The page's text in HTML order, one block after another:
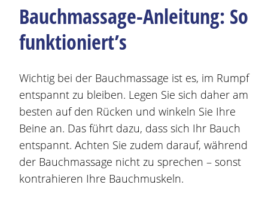
Bauchmassage-Anleitung: So
funktioniert’s
Wichtig bei der Bauchmassage ist es, im Rumpf
entspannt zu bleiben. Legen Sie sich daher am
besten auf den Rücken und winkeln Sie Ihre
Beine an. Das führt dazu, dass sich Ihr Bauch
entspannt. Achten Sie zudem darauf, während
der Bauchmassage nicht zu sprechen – sonst
kontrahieren Ihre Bauchmuskeln.